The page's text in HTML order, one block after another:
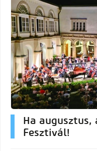
Ha augusztus,
Fesztivál!